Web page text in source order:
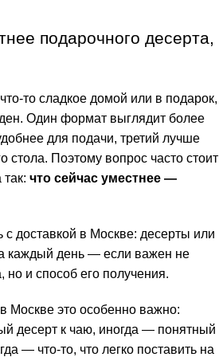
подарочного десерта,
что-то сладкое домой или в подарок,
Один формат выглядит более
для подачи, третий лучше
стола. Поэтому вопрос часто стоит
так: что сейчас уместнее —
с доставкой в Москве: десерты или
каждый день — если важен не
но и способ его получения.
Москве это особенно важно:
десерт к чаю, иногда — понятный
— что-то, что легко поставить на